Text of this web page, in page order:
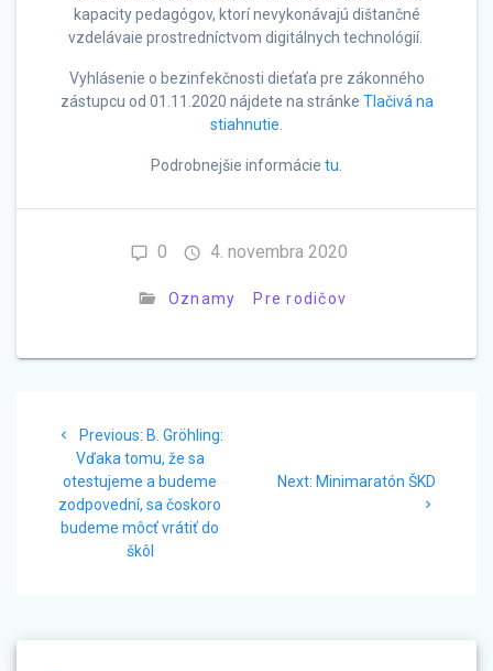
kapacity pedagógov, ktorí nevykonávajú dištančné
vzdelávaie prostredníctvom digitálnych technológií.
Vyhlásenie o bezinfekčnosti dieťaťa pre zákonného
zástupcu od 01.11.2020 nájdete na stránke Tlačivá na
stiahnutie
Podrobnejšie informácie tu
0 4. novembra 2020
Oznamy Pre rodičov
článku
Previous: Previous
post:
B. Gröhling:
Vďaka tomu, že sa
otestujeme a budeme
zodpovední, sa čoskoro
budeme môcť vrátiť do
škôl
Next: Next
Minimaratón ŠKD